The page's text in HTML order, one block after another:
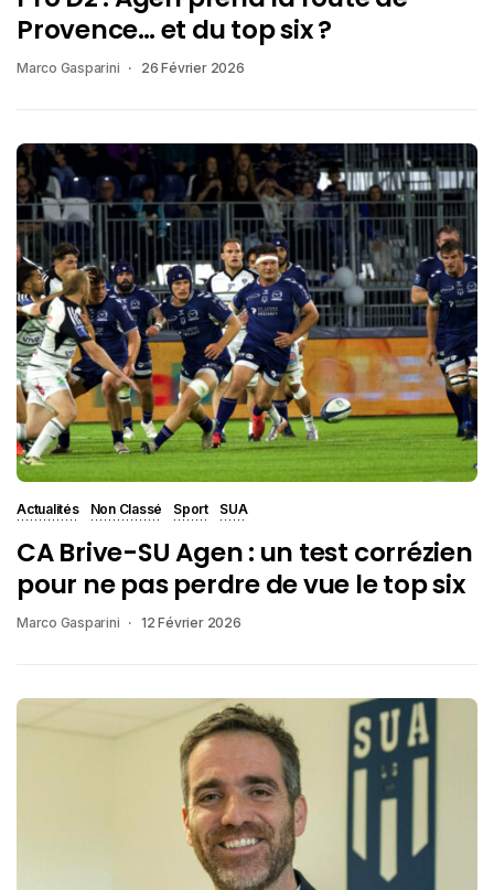
Provence… et du top six ?
Marco Gasparini 26 Février 2026
Actualités Non Classé Sport SUA
CA Brive-SU Agen : un test corrézien
pour ne pas perdre de vue le top six
Marco Gasparini 12 Février 2026